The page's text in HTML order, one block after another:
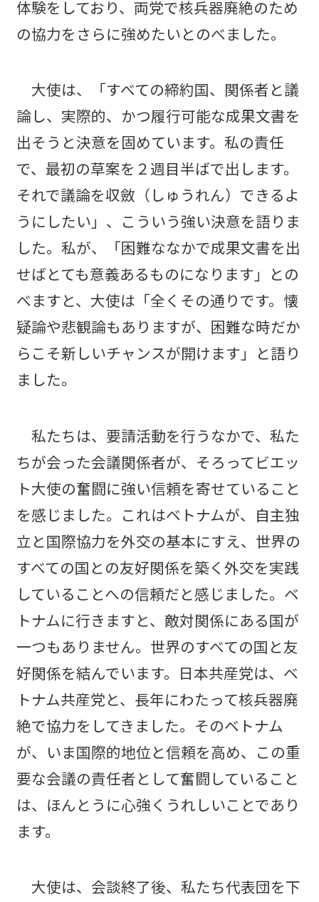
体験をしており、両党で核兵器廃絶のため
の協力をさらに強めたいとのべました。
大使は、「すべての締約国、関係者と議
論し、実際的、かつ履行可能な成果文書を
出そうと決意を固めています。私の責任
で、最初の草案を２週目半ばで出します。
それで議論を収斂（しゅうれん）できるよ
うにしたい」、こういう強い決意を語りま
した。私が、「困難ななかで成果文書を出
せばとても意義あるものになります」との
べますと、大使は「全くその通りです。懐
疑論や悲観論もありますが、困難な時だか
らこそ新しいチャンスが開けます」と語り
ました。
私たちは、要請活動を行うなかで、私た
ちが会った会議関係者が、そろってビエッ
ト大使の奮闘に強い信頼を寄せていること
を感じました。これはベトナムが、自主独
立と国際協力を外交の基本にすえ、世界の
すべての国との友好関係を築く外交を実践
していることへの信頼だと感じました。ベ
トナムに行きますと、敵対関係にある国が
一つもありません。世界のすべての国と友
好関係を結んでいます。日本共産党は、ベ
トナム共産党と、長年にわたって核兵器廃
絶で協力をしてきました。そのベトナム
が、いま国際的地位と信頼を高め、この重
要な会議の責任者として奮闘していること
は、ほんとうに心強くうれしいことであり
ます。
大使は、会談終了後、私たち代表団を下